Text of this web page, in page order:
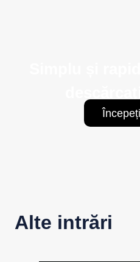
Alte intrări